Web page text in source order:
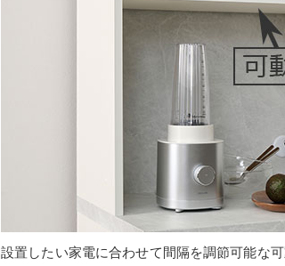
設置したい家電に合わせて間隔を調節可能な